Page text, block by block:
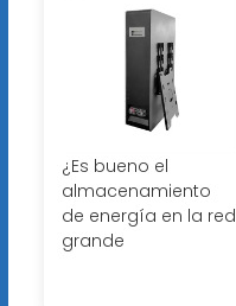
¿Es bueno el
almacenamiento
de energía en la red
grande